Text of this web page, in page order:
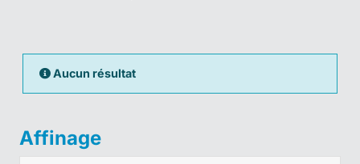
Aucun résultat
Affinage